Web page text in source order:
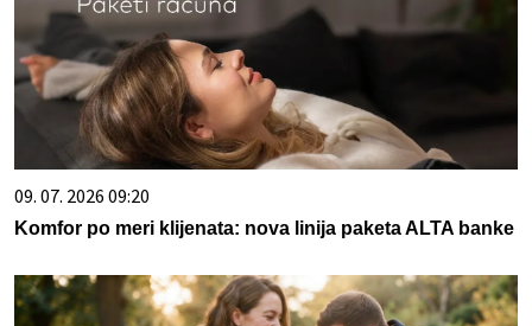
09. 07. 2026 09:20
Komfor po meri klijenata: nova linija paketa ALTA banke